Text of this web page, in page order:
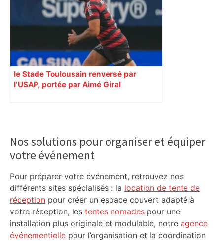
le Stade Toulousain renversé par
l’USAP, portée par Aimé Giral
Sidebar
Nos solutions pour organiser et équiper
votre événement
Pour préparer votre événement, retrouvez nos
différents sites spécialisés : la location de tente de
réception pour créer un espace couvert adapté à
votre réception, les tentes nomades pour une
installation plus originale et modulable, notre agence
événementielle pour l’organisation et la coordination